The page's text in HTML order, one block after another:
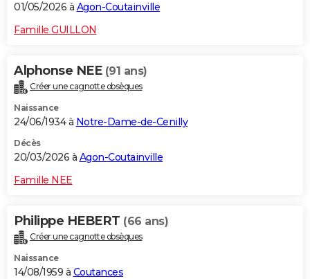
01/05/2026 à Agon-Coutainville
Famille GUILLON
Alphonse NEE (91 ans)
Créer une cagnotte obsèques
Naissance
24/06/1934 à Notre-Dame-de-Cenilly
Décès
20/03/2026 à Agon-Coutainville
Famille NEE
Philippe HEBERT (66 ans)
Créer une cagnotte obsèques
Naissance
14/08/1959 à Coutances